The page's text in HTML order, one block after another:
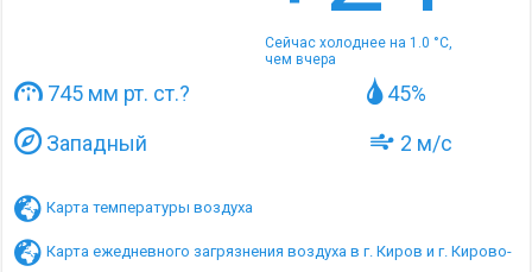
Сейчас холоднее на 1.0 °C,
чем вчера
745 мм рт. ст.?
45%
Западный
2 м/с
Карта температуры воздуха
Карта ежедневного загрязнения воздуха в г. Киров и г. Кирово-